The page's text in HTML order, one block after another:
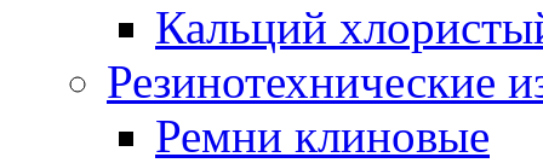
Кальций
Резинотехнические
Ремни клиновые